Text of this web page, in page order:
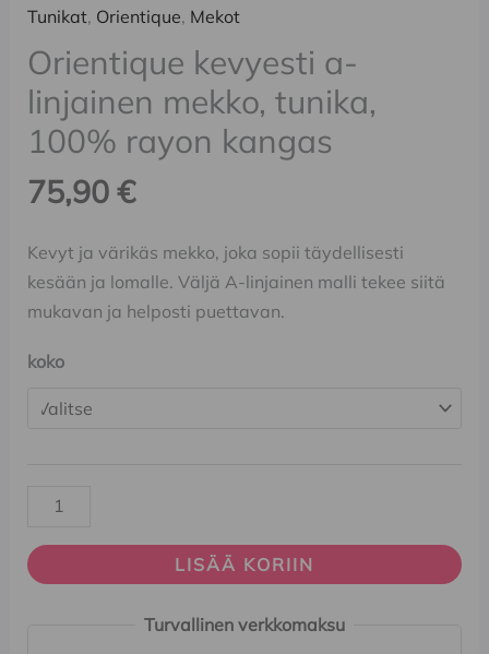
Tunikat, Orientique, Mekot
Orientique kevyesti a-
linjainen mekko, tunika,
100% rayon kangas
75,90€
Kevyt ja värikäs mekko, joka sopii täydellisesti
kesään ja lomalle. Väljä A-linjainen malli tekee siitä
mukavan ja helposti puettavan.
koko
LISÄÄ KORIIN
Turvallinen verkkomaksu